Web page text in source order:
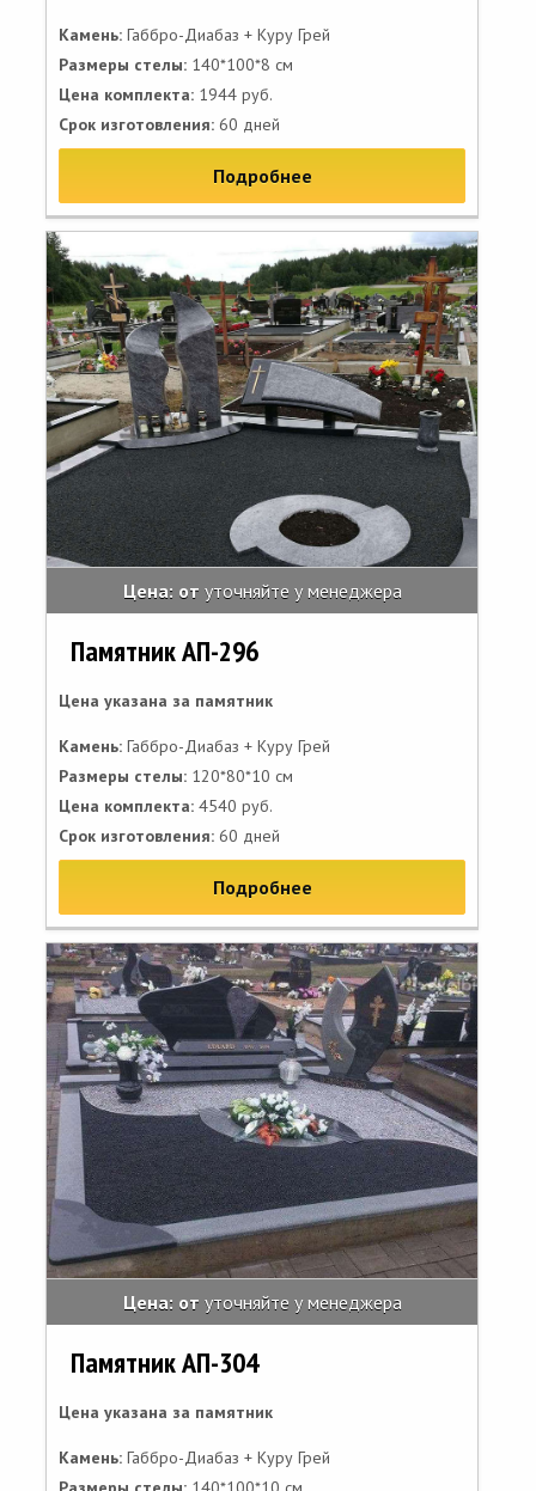
Камень: Габбро-Диабаз + Куру Грей
Размеры стелы: 140*100*8 см
Цена комплекта: 1944 руб.
Срок изготовления: 60 дней
Подробнее
Цена: от уточняйте у менеджера
Памятник АП-296
Цена указана за памятник
Камень: Габбро-Диабаз + Куру Грей
Размеры стелы: 120*80*10 см
Цена комплекта: 4540 руб.
Срок изготовления: 60 дней
Подробнее
Цена: от уточняйте у менеджера
Памятник АП-304
Цена указана за памятник
Камень: Габбро-Диабаз + Куру Грей